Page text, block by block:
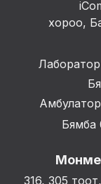
хороо,
Бямба
316, 305